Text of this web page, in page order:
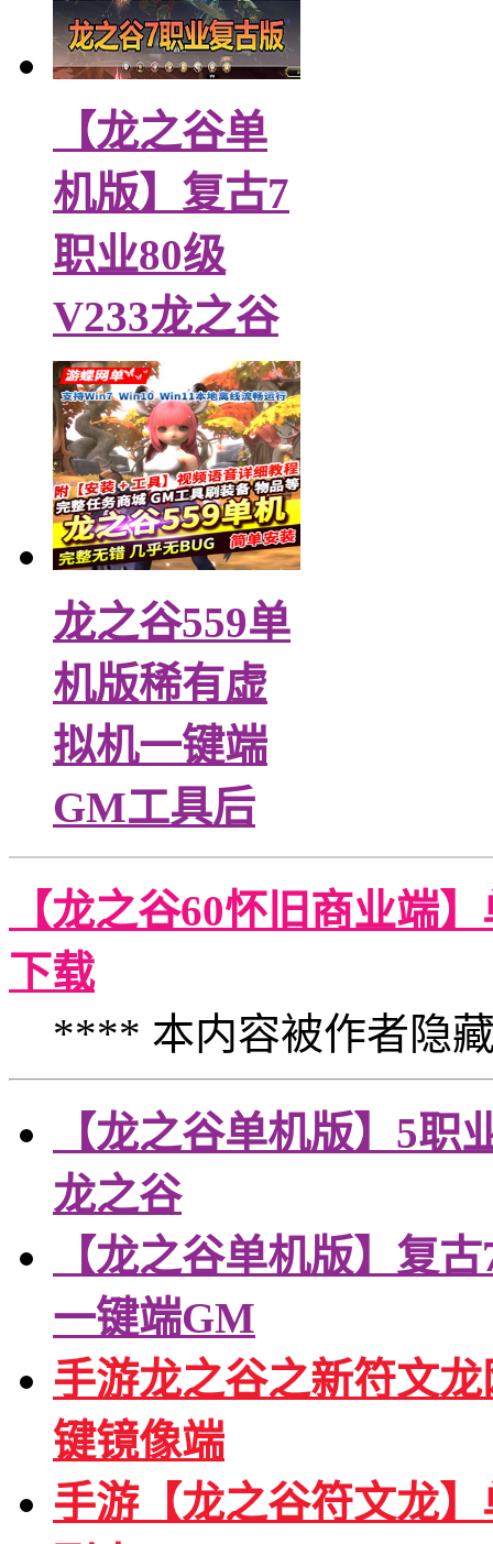
【龙之谷单
机版】复古7
职业80级
V233龙之谷
龙之谷559单
机版稀有虚
拟机一键端
GM工具后
【龙之谷60怀旧商业端
下载
**** 本内容被作者隐
【龙之谷单机版】5
龙之谷
【龙之谷单机版】复
一键端GM
手游龙之谷之新符文
键镜像端
手游【龙之谷符文龙